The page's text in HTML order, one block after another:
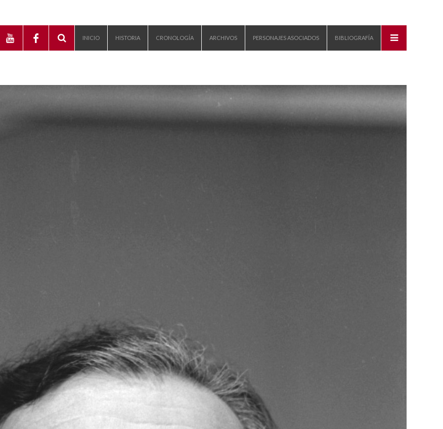
INICIO HISTORIA CRONOLOGÍA ARCHIVOS PERSONAJES ASOCIADOS BIBLIOGRAFÍA